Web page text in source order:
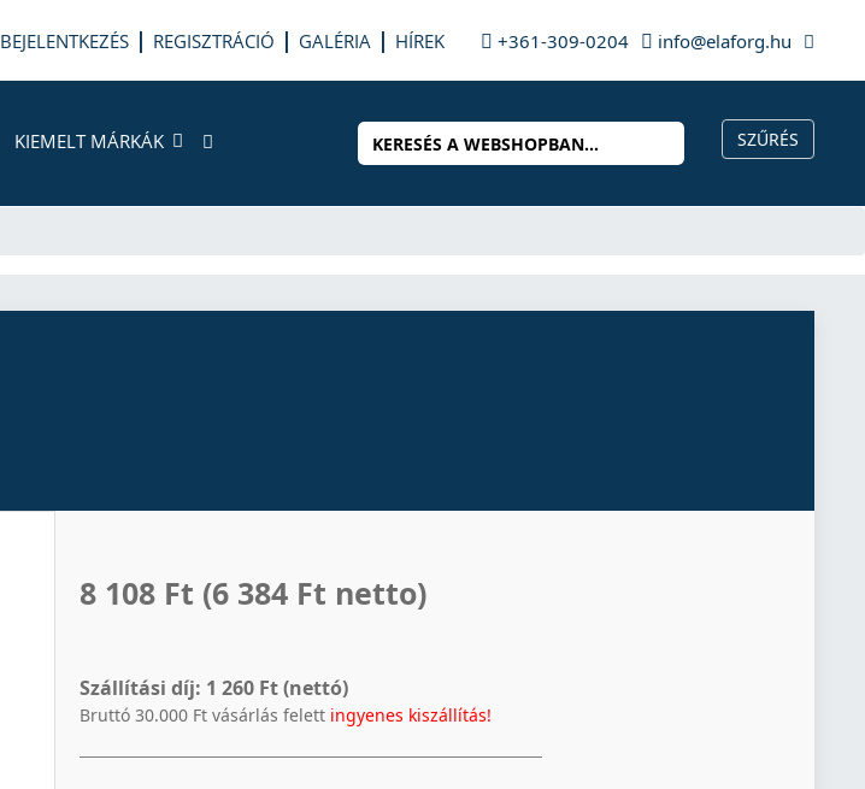
BEJELENTKEZÉS REGISZTRÁCIÓ GALÉRIA HÍREK +361-309-0204 info@elaforg.hu
KIEMELT MÁRKÁK
8 108 Ft (6 384 Ft netto)
Szállítási díj: 1 260 Ft (nettó)
Bruttó 30.000 Ft vásárlás felett ingyenes kiszállítás!